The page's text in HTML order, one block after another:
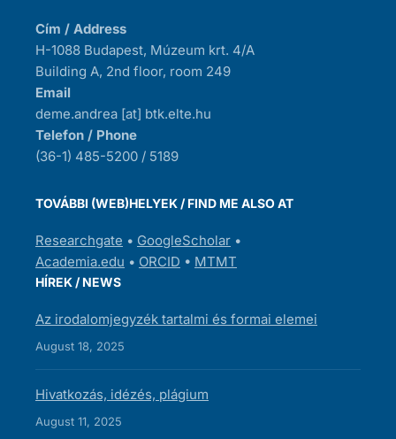
Cím / Address
H-1088 Budapest, Múzeum krt. 4/A
Building A, 2nd floor, room 249
Email
deme.andrea [at] btk.elte.hu
Telefon / Phone
(36-1) 485-5200 / 5189
TOVÁBBI (WEB)HELYEK / FIND ME ALSO AT
Researchgate • GoogleScholar •
Academia.edu • ORCID • MTMT
HÍREK / NEWS
Az irodalomjegyzék tartalmi és formai elemei
August 18, 2025
Hivatkozás, idézés, plágium
August 11, 2025